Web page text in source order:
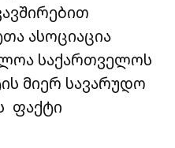
ასოციაცია
საქართველოს
მიერ სავარუდო
ფაქტი